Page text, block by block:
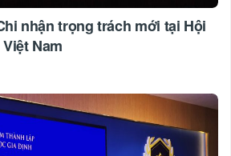
nhận trọng trách mới tại Hội
Nam